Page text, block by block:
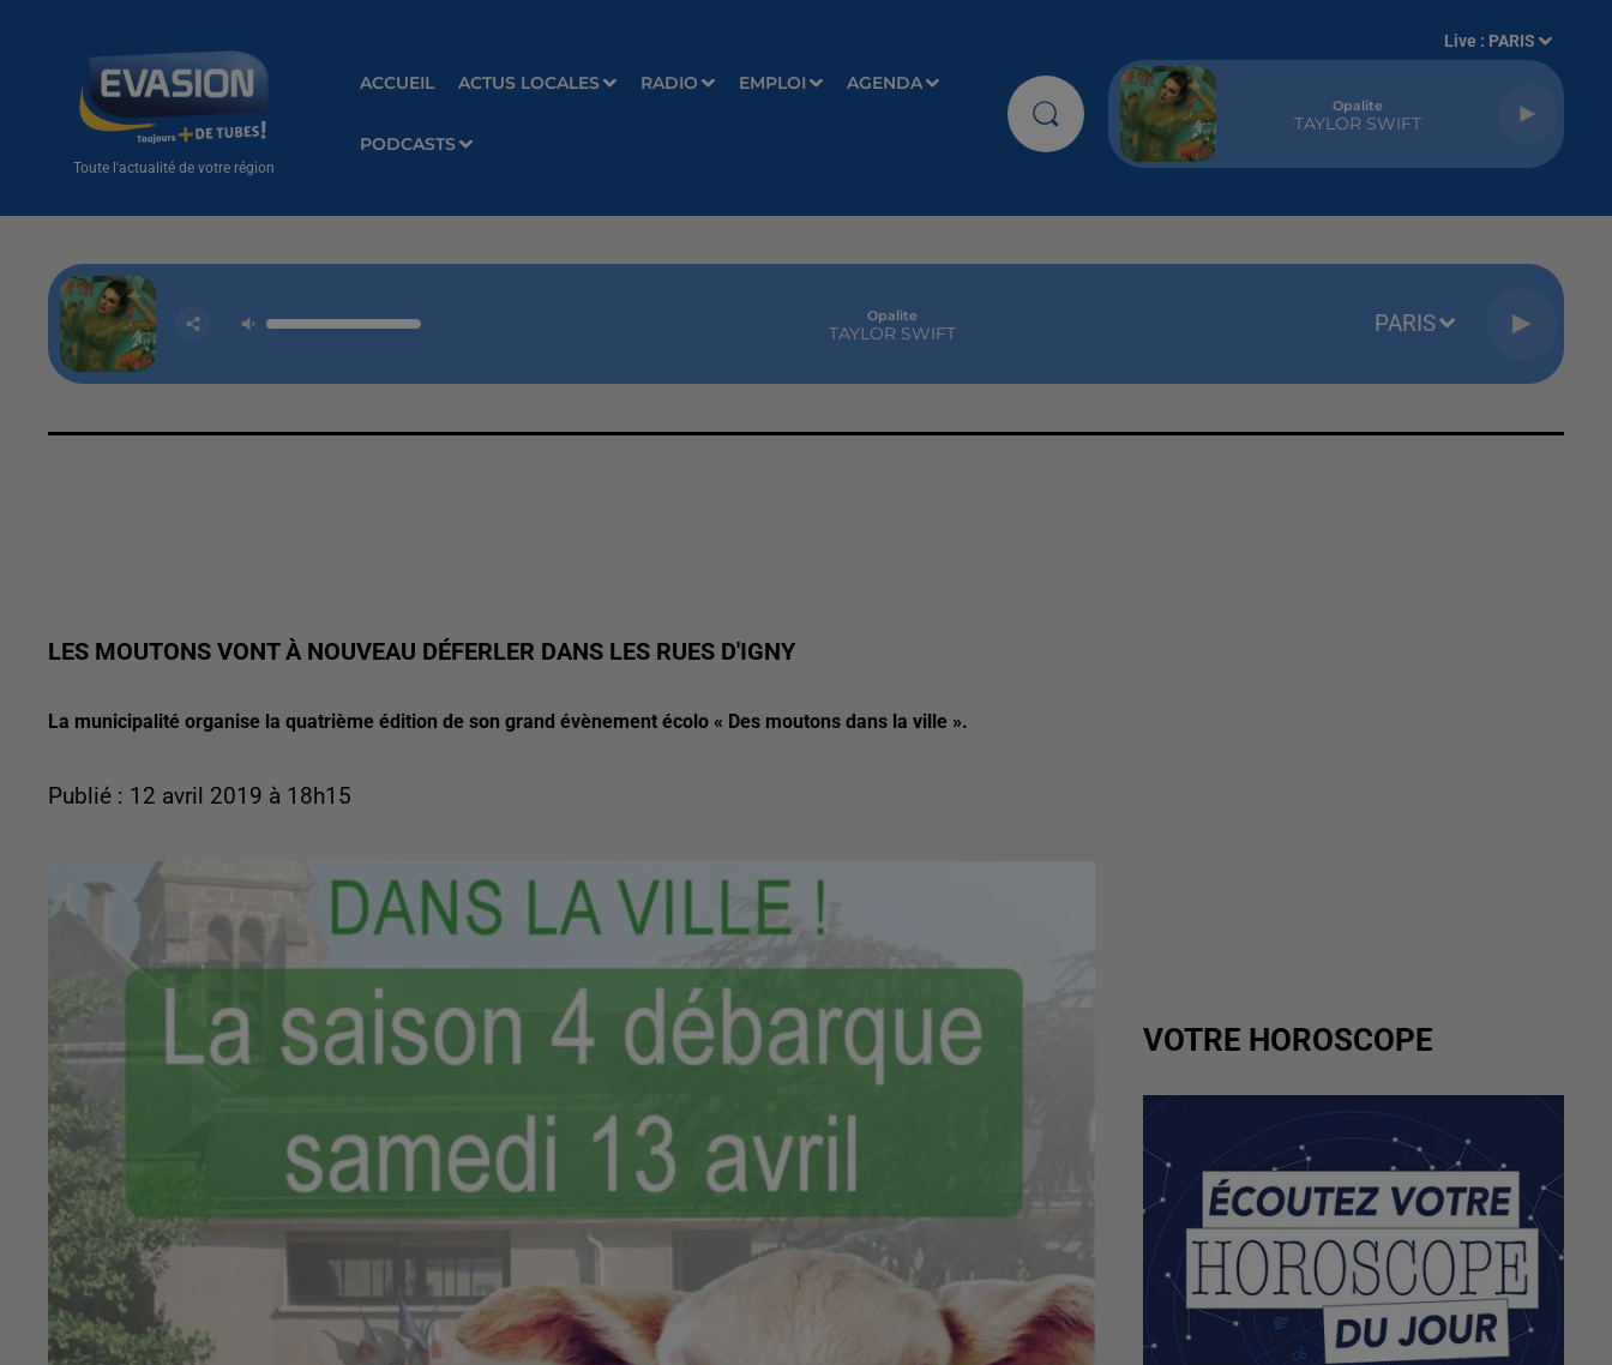
Toute l'actualité de votre région
ACCUEIL ACTUS LOCALES RADIO EMPLOI AGENDA
PODCASTS
Live : PARIS
Opalite
TAYLOR SWIFT
Opalite
TAYLOR SWIFT PARIS
LES MOUTONS VONT À NOUVEAU DÉFERLER DANS LES RUES D'IGNY
La municipalité organise la quatrième édition de son grand évènement écolo « Des moutons dans la ville ».
Publié : 12 avril 2019 à 18h15
VOTRE HOROSCOPE